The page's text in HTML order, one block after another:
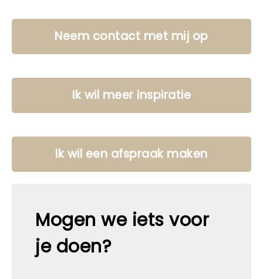
Neem contact met mij op
Ik wil meer inspiratie
Ik wil een afspraak maken
Mogen we iets voor
je doen?